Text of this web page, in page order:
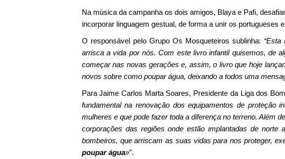
Na música da campanha os dois amigos, Blaya e Pafi,
incorporar linguagem gestual, de forma a unir os
O responsável pelo Grupo Os Mosqueteiros sublinha: “Esta
arrisca a vida por nós. Com este livro infantil quisemos, de
começar nas novas gerações e, assim, o livro que hoje
novos sobre como poupar água, deixando a todos uma
Para Jaime Carlos Marta Soares, Presidente da Liga dos
fundamental na renovação dos equipamentos de proteção
mulheres e que pode fazer toda a diferença no terreno. Além
corporações das regiões onde estão implantadas de norte
bombeiros, que arriscam as suas vidas para nos proteger,
poupar água»”.